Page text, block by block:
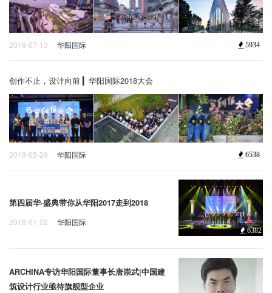
2018-07-13 华阳国际 5934
创作不止，设计向前 ▎华阳国际2018大会
2018-05-29 华阳国际 6538
第四届华·盛典带你从华阳2017走到2018
2018-01-22 华阳国际
6382
ARCHINA专访华阳国际董事长唐崇武|中国建
筑设计行业亟待旗舰型企业